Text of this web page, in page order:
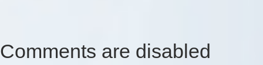
Comments are disabled